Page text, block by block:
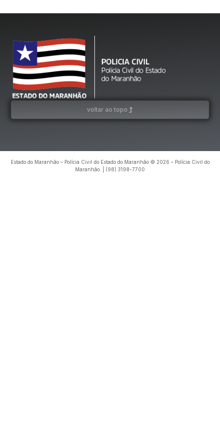
voltar ao topo
Estado do Maranhão – Polícia Civil do Estado do Maranhão © 2026 – Polícia Civil do
Maranhão. | (98) 3198-7700